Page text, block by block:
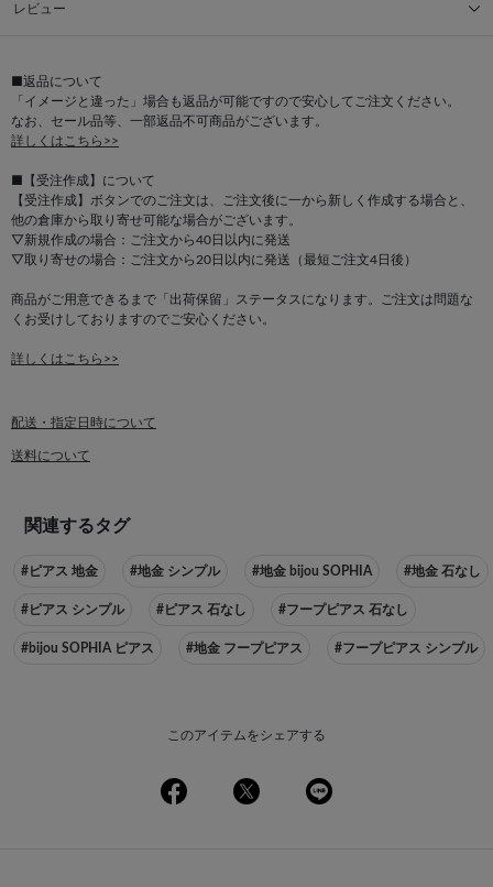
レビュー
■返品について
「イメージと違った」場合も返品が可能ですので安心してご注文ください。
なお、セール品等、一部返品不可商品がございます。
詳しくはこちら>>
■【受注作成】について
【受注作成】ボタンでのご注文は、ご注文後に一から新しく作成する場合と、
他の倉庫から取り寄せ可能な場合がございます。
▽新規作成の場合：ご注文から40日以内に発送
▽取り寄せの場合：ご注文から20日以内に発送（最短ご注文4日後）
商品がご用意できるまで「出荷保留」ステータスになります。ご注文は問題な
くお受けしておりますのでご安心ください。
詳しくはこちら>>
配送・指定日時について
送料について
関連するタグ
#ピアス 地金 #地金 シンプル #地金 bijou SOPHIA #地金 石なし
#ピアス シンプル #ピアス 石なし #フープピアス 石なし
#bijou SOPHIA ピアス #地金 フープピアス #フープピアス シンプル
このアイテムをシェアする